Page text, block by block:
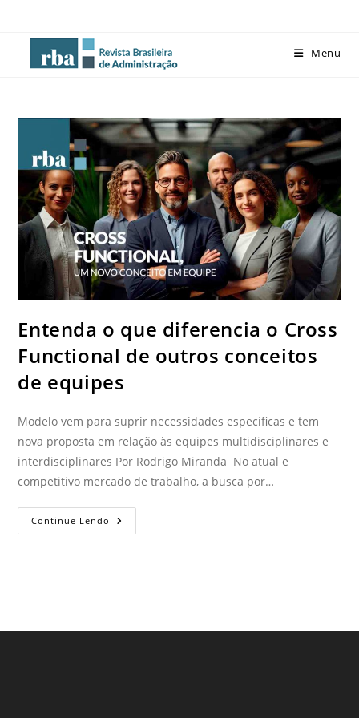
Menu
Entenda o que diferencia o Cross
Functional de outros conceitos
de equipes
Modelo vem para suprir necessidades específicas e tem
nova proposta em relação às equipes multidisciplinares e
interdisciplinares Por Rodrigo Miranda No atual e
competitivo mercado de trabalho, a busca por…
Continue Lendo